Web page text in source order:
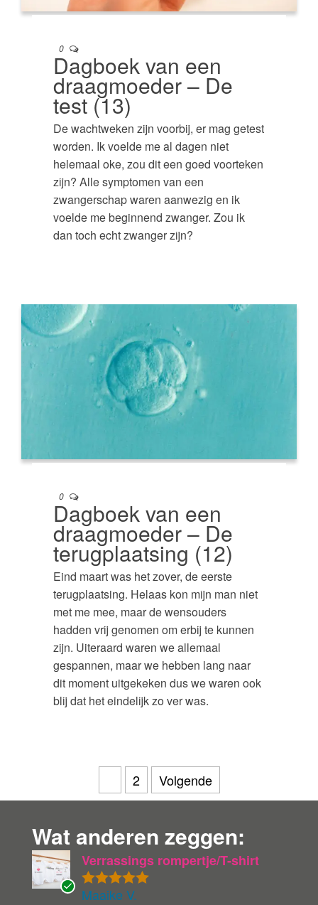
0
Dagboek van een
draagmoeder – De
test (13)
De wachtweken zijn voorbij, er mag getest
worden. Ik voelde me al dagen niet
helemaal oke, zou dit een goed voorteken
zijn? Alle symptomen van een
zwangerschap waren aanwezig en ik
voelde me beginnend zwanger. Zou ik
dan toch echt zwanger zijn?
0
Dagboek van een
draagmoeder – De
terugplaatsing (12)
Eind maart was het zover, de eerste
terugplaatsing. Helaas kon mijn man niet
met me mee, maar de wensouders
hadden vrij genomen om erbij te kunnen
zijn. Uiteraard waren we allemaal
gespannen, maar we hebben lang naar
dit moment uitgekeken dus we waren ook
blij dat het eindelijk zo ver was.
paginering
2 Volgende
Wat anderen zeggen:
Gewaardeer
Verrassings rompertje/T-shirt
Maaike V.